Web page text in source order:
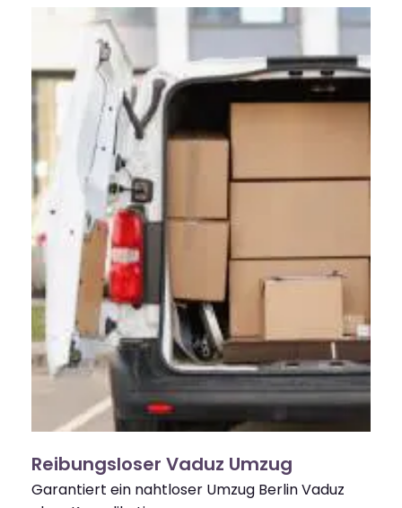
Reibungsloser Vaduz Umzug
Garantiert ein nahtloser Umzug Berlin Vaduz